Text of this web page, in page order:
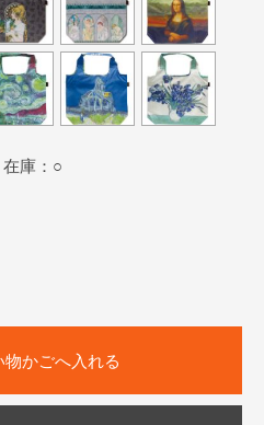
在庫：○
物かごへ入れる